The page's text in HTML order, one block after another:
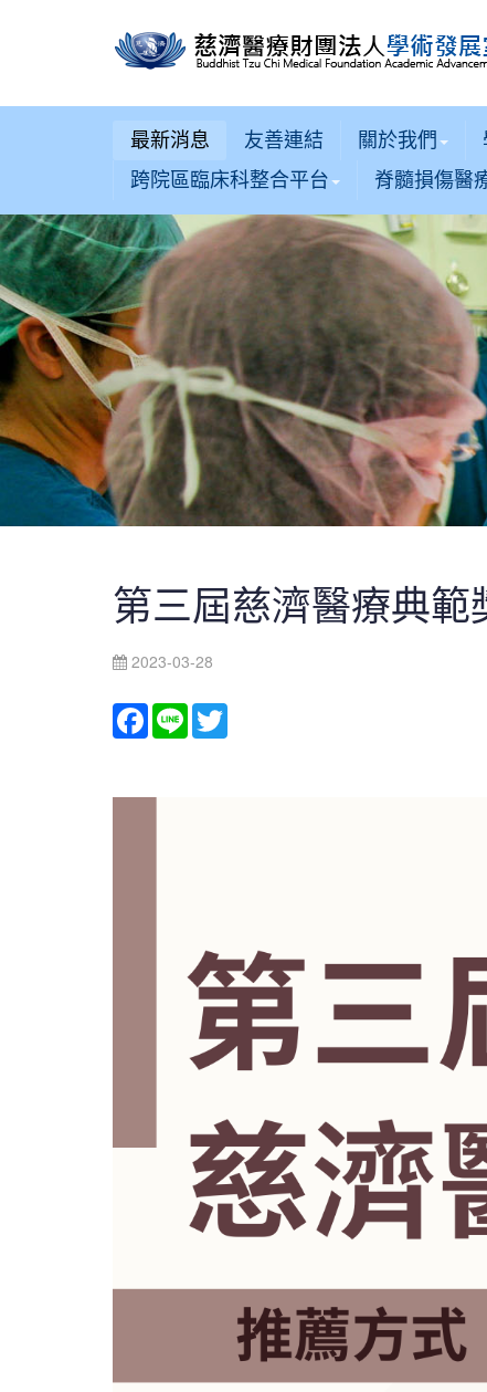
最新消息 友善連結 關於我們
跨院區臨床科整合平台
脊髓損傷醫
第三屆慈濟醫療典範
2023-03-28
Facebook
Line